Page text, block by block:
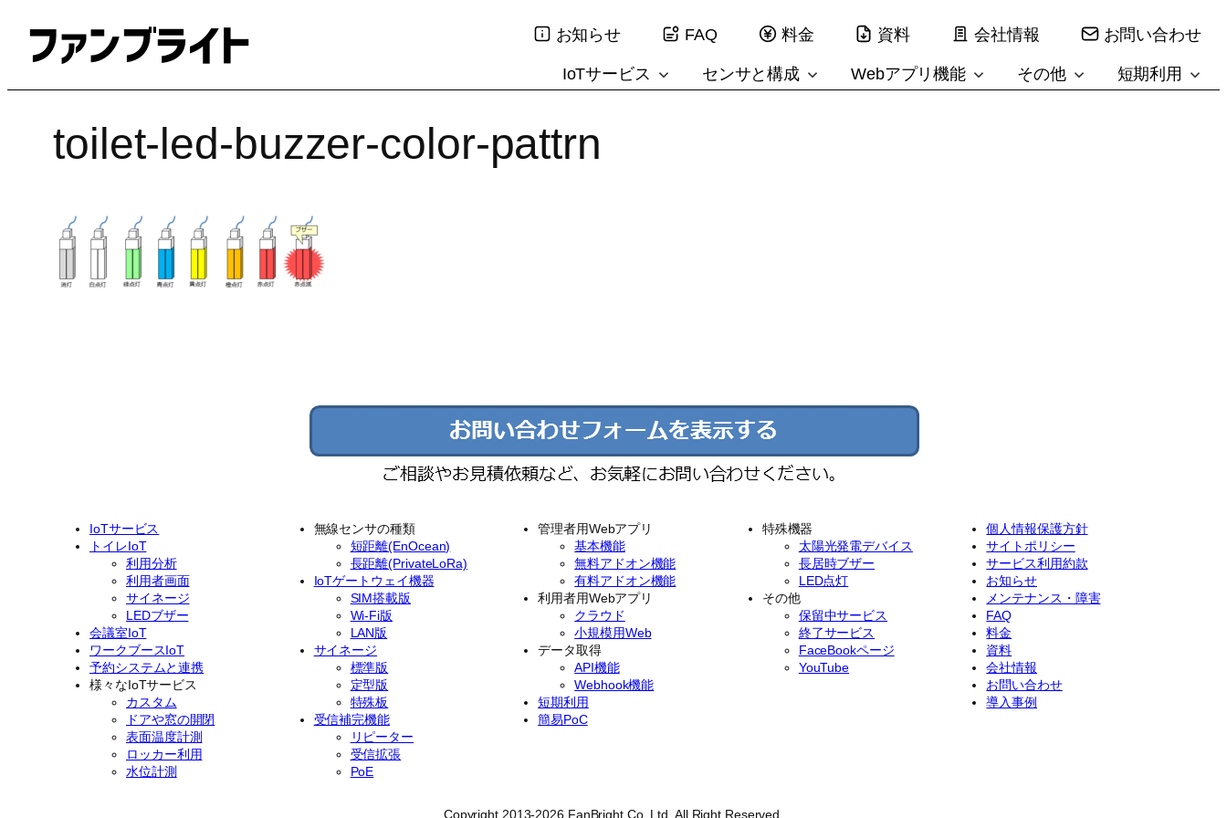
ス
お知らせ FAQ 料金 資料 会社情報 お問い合わせ
IoTサービス センサと構成 Webアプリ機能 その他 短期利用
toilet-led-buzzer-color-pattrn
IoTサービス
トイレIoT
利用分析
利用者画面
サイネージ
LEDブザー
会議室IoT
ワークブースIoT
予約システムと連携
様々なIoTサービス
カスタム
ドアや窓の開閉
表面温度計測
ロッカー利用
水位計測
無線センサの種類
短距離(EnOcean)
長距離(PrivateLoRa)
IoTゲートウェイ機器
SIM搭載版
Wi-Fi版
LAN版
サイネージ
標準版
定型版
特殊板
受信補完機能
リピーター
受信拡張
PoE
管理者用Webアプリ
基本機能
無料アドオン機能
有料アドオン機能
利用者用Webアプリ
クラウド
小規模用Web
データ取得
API機能
Webhook機能
短期利用
簡易PoC
特殊機器
太陽光発電デバイス
長居時ブザー
LED点灯
その他
保留中サービス
終了サービス
FaceBookページ
YouTube
個人情報保護方針
サイトポリシー
サービス利用約款
お知らせ
メンテナンス・障害
FAQ
料金
資料
会社情報
お問い合わせ
導入事例
Copyright 2013-2026 FanBright Co. Ltd. All Right Reserved.